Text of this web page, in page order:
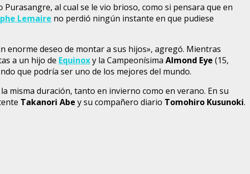
al cual se le vio brioso, como si pensara que en
Lemaire no perdió ningún instante en que pudiese
enorme deseo de montar a sus hijos», agregó. Mientras
a un hijo de Equinoxy la Campeonísima Almond Eye (15,
que podría ser uno de los mejores del mundo.
misma duración, tanto en invierno como en verano. En su
Takanori Abe y su compañero diario Tomohiro Kusunoki.